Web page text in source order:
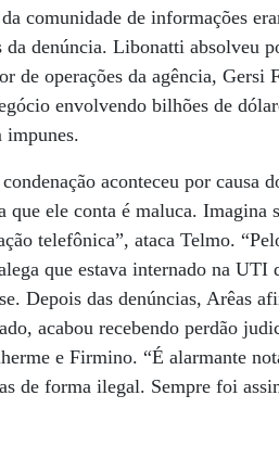
comunidade de informações
denúncia. Libonatti absolveu
de operações da agência, Gersi
envolvendo bilhões de
impunes.
aconteceu por causa
que ele conta é maluca. Imagina
telefônica”, ataca Telmo.
que estava internado na
Depois das denúncias, Arêas
acabou recebendo perdão
e Firmino. “É alarmante
de forma ilegal. Sempre foi